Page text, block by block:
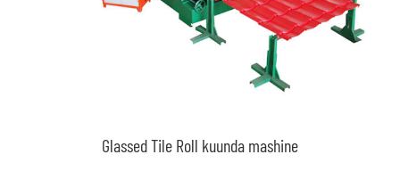
Glassed Tile Roll kuunda mashine